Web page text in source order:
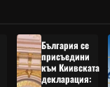
България се
присъедини
към Киивската
декларация: